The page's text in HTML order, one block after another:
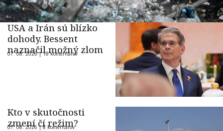
USA a Irán sú blízko
dohody. Bessent
naznačil možný zlom
07. 08. 2026 |18 komentárov
Kto v skutočnosti
zmení čí režim?
07. 08. 2026 |8 komentárov